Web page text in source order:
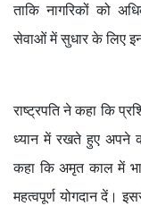
ताकि नागरिकों को
सेवाओं में सुधार के लिए
राष्ट्रपति ने कहा कि
ध्यान में रखते हुए अपने
कहा कि अमृत काल में
महत्वपूर्ण योगदान दें।